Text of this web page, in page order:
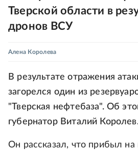
Тверской области в
дронов ВСУ
Алена Королева
В результате отражения
загорелся один из
"Тверская нефтебаза". Об
губернатор Виталий
Он рассказал, что прибыл